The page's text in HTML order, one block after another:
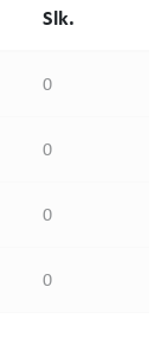
Slk.
0
0
0
0